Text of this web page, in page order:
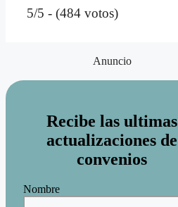
5/5 - (484 votos)
Anuncio
Recibe las ultimas
actualizaciones de
convenios
Nombre